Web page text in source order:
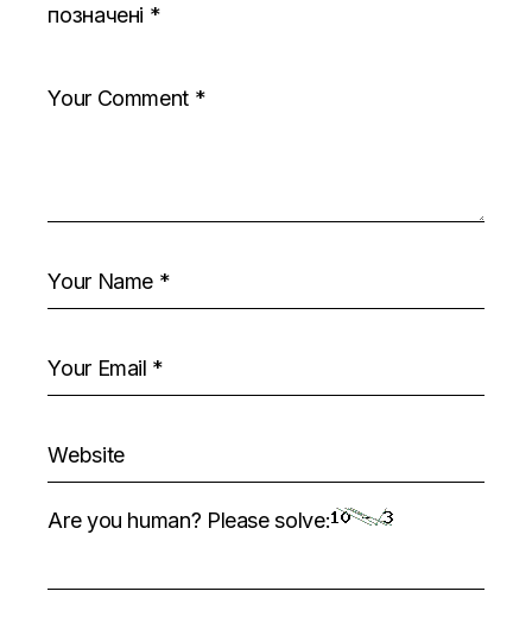
позначені *
Are you human? Please solve: